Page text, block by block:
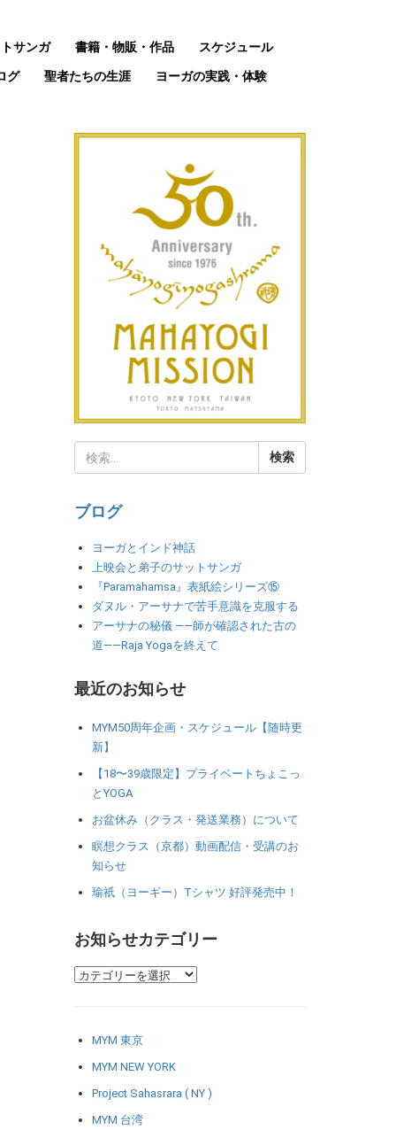
サンガ 書籍・物販・作品 スケジュール
グ 聖者たちの生涯 ヨーガの実践・体験
ブログ
ヨーガとインド神話
上映会と弟子のサットサンガ
『Paramahamsa』表紙絵シリーズ⑮
ダヌル・アーサナで苦手意識を克服する
アーサナの秘儀 ――師が確認された古の
道――Raja Yogaを終えて
最近のお知らせ
MYM50周年企画・スケジュール【随時更
新】
【18〜39歳限定】プライベートちょこっ
とYOGA
お盆休み（クラス・発送業務）について
瞑想クラス（京都）動画配信・受講のお
知らせ
瑜祇（ヨーギー）Tシャツ 好評発売中！
お知らせカテゴリー
MYM 東京
MYM NEW YORK
Project Sahasrara ( NY )
MYM 台湾